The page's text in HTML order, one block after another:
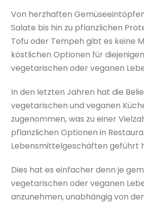
Von herzhaften
Salate bis hin zu pflanzlichen
Tofu oder Tempeh gibt es keine
köstlichen Optionen für
vegetarischen oder veganen
In den letzten Jahren hat die
vegetarischen und veganen
zugenommen, was zu einer
pflanzlichen Optionen in
Lebensmittelgeschäften geführt
Dies hat es einfacher denn je
vegetarischen oder veganen
anzunehmen, unabhängig von